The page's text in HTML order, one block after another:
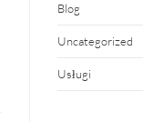
Blog
Uncategorized
Usługi